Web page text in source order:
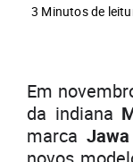
3 Minutos de
Em
da indiana
marcaJawa